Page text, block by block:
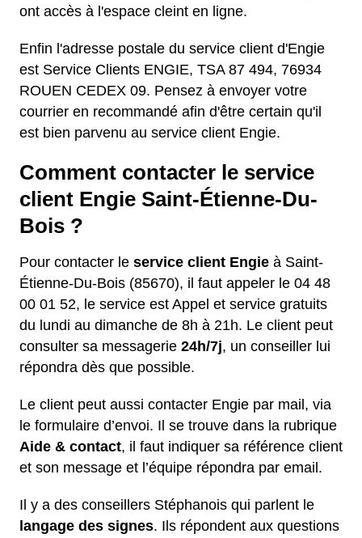
ont accès à l'espace cleint en ligne.
Enfin l'adresse postale du service client d'Engie
est Service Clients ENGIE, TSA 87 494, 76934
ROUEN CEDEX 09. Pensez à envoyer votre
courrier en recommandé afin d'être certain qu'il
est bien parvenu au service client Engie.
Comment contacter le service
client Engie Saint-Étienne-Du-
Bois ?
Pour contacter le service client Engie à Saint-
Étienne-Du-Bois (85670), il faut appeler le 04 48
00 01 52, le service est Appel et service gratuits
du lundi au dimanche de 8h à 21h. Le client peut
consulter sa messagerie 24h/7j, un conseiller lui
répondra dès que possible.
Le client peut aussi contacter Engie par mail, via
le formulaire d’envoi. Il se trouve dans la rubrique
Aide & contact, il faut indiquer sa référence client
et son message et l’équipe répondra par email.
Il y a des conseillers Stéphanois qui parlent le
langage des signes. Ils répondent aux questions